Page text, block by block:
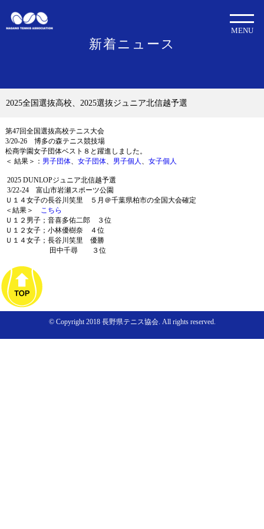
新着ニュース
MENU
2025全国選抜高校、2025選抜ジュニア北信越予選
第47回全国選抜高校テニス大会
3/20-26 博多の森テニス競技場
松商学園女子団体ベスト８と躍進しました。
＜ 結果＞： 男子団体、 女子団体、 男子個人 、 女子個人
2025 DUNLOPジュニア北信越予選
3/22-24 富山市岩瀬スポーツ公園
Ｕ１４女子の長谷川笑里 ５月＠千葉県柏市の全国大会確定
＜結果＞ こちら
Ｕ１２男子；音喜多佑二郎 ３位
Ｕ１２女子；小林優樹奈 ４位
Ｕ１４女子；長谷川笑里 優勝
田中千尋 ３位
© Copyright 2018 長野県テニス協会. All rights reserved.